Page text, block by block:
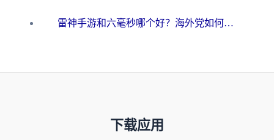
雷神手游和六毫秒哪个好？海外党如何真正解锁国内资源
下载应用